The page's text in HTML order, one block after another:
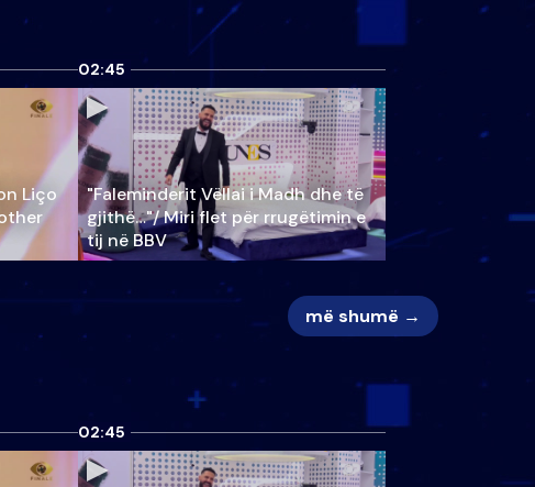
Liço
02:45
"Faleminderit Vëllai i Madh dhe të
gjithë…"/ Miri flet për rrugëtimin e
tij në BBV
më shumë →
02:45